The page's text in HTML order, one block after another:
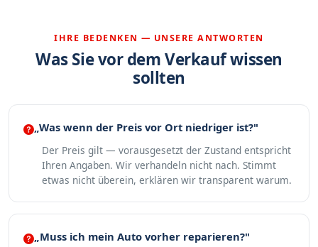
IHRE BEDENKEN — UNSERE ANTWORTEN
Was Sie vor dem Verkauf wissen
sollten
„Was wenn der Preis vor Ort niedriger ist?"
Der Preis gilt — vorausgesetzt der Zustand entspricht
Ihren Angaben. Wir verhandeln nicht nach. Stimmt
etwas nicht überein, erklären wir transparent warum.
„Muss ich mein Auto vorher reparieren?"